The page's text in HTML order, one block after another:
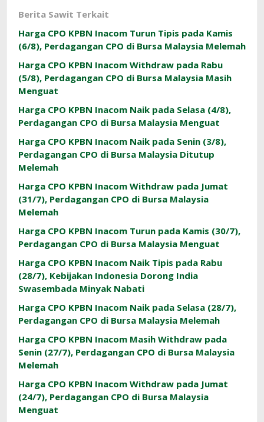
Berita Sawit Terkait
Harga CPO KPBN Inacom Turun Tipis pada Kamis
(6/8), Perdagangan CPO di Bursa Malaysia Melemah
Harga CPO KPBN Inacom Withdraw pada Rabu
(5/8), Perdagangan CPO di Bursa Malaysia Masih
Menguat
Harga CPO KPBN Inacom Naik pada Selasa (4/8),
Perdagangan CPO di Bursa Malaysia Menguat
Harga CPO KPBN Inacom Naik pada Senin (3/8),
Perdagangan CPO di Bursa Malaysia Ditutup
Melemah
Harga CPO KPBN Inacom Withdraw pada Jumat
(31/7), Perdagangan CPO di Bursa Malaysia
Melemah
Harga CPO KPBN Inacom Turun pada Kamis (30/7),
Perdagangan CPO di Bursa Malaysia Menguat
Harga CPO KPBN Inacom Naik Tipis pada Rabu
(28/7), Kebijakan Indonesia Dorong India
Swasembada Minyak Nabati
Harga CPO KPBN Inacom Naik pada Selasa (28/7),
Perdagangan CPO di Bursa Malaysia Melemah
Harga CPO KPBN Inacom Masih Withdraw pada
Senin (27/7), Perdagangan CPO di Bursa Malaysia
Melemah
Harga CPO KPBN Inacom Withdraw pada Jumat
(24/7), Perdagangan CPO di Bursa Malaysia
Menguat